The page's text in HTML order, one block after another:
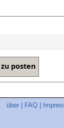
über FAQ